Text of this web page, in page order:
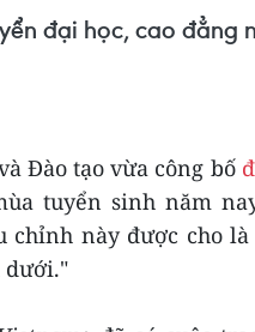
đại học, cao
Đào tạo vừa công bố
tuyển sinh năm
chỉnh này được cho
dưới."